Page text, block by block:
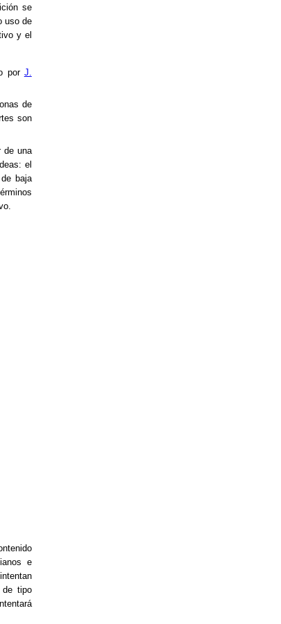
se
uso de
y el
por J.
de
son
de una
el
baja
e
de tipo